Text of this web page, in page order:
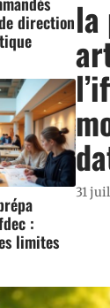
direction
:
limites
la
31